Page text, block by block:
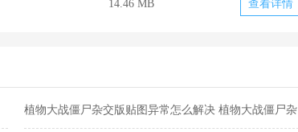
14.46 MB 查看详情
植物大战僵尸杂交版贴图异常怎么解决 植物大战僵尸杂